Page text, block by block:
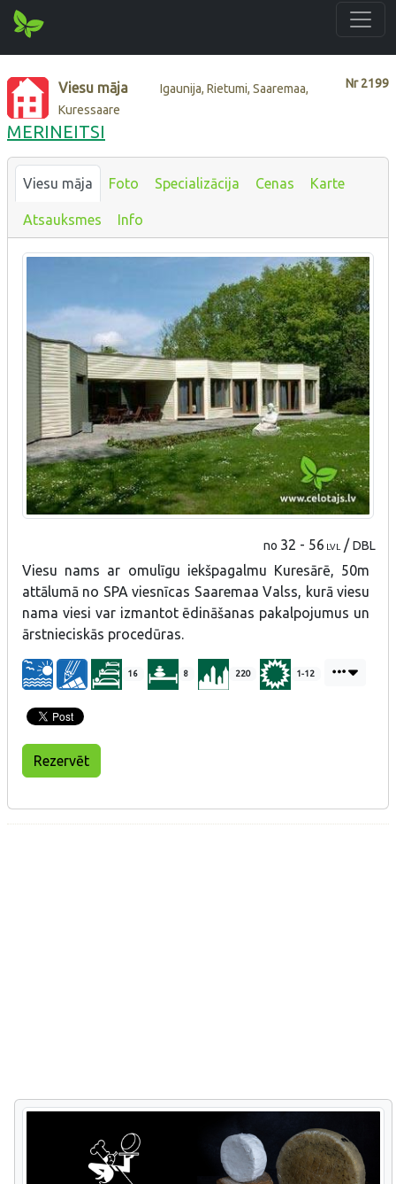
Nr2199
Viesu māja
Igaunija, Rietumi, Saaremaa,
Kuressaare
MERINEITSI
Viesu māja Foto Specializācija Cenas Karte
Atsauksmes Info
no 32 - 56 LVL /DBL
Viesu nams ar omulīgu iekšpagalmu Kuresārē, 50m
attālumā no SPA viesnīcas Saaremaa Valss, kurā viesu
nama viesi var izmantot ēdināšanas pakalpojumus un
ārstnieciskās procedūras.
16 8 220 1-12
Rezervēt